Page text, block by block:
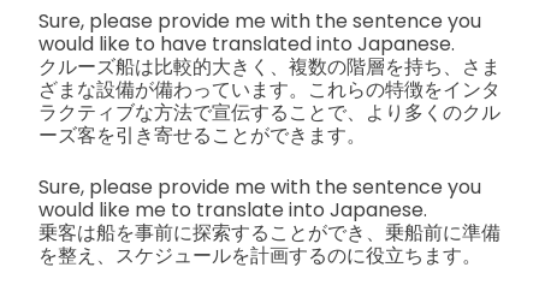
Sure, please provide me with the sentence you
would like to have translated into Japanese.
クルーズ船は比較的大きく、複数の階層を持ち、さま
ざまな設備が備わっています。これらの特徴をインタ
ラクティブな方法で宣伝することで、より多くのクル
ーズ客を引き寄せることができます。
Sure, please provide me with the sentence you
would like me to translate into Japanese.
乗客は船を事前に探索することができ、乗船前に準備
を整え、スケジュールを計画するのに役立ちます。